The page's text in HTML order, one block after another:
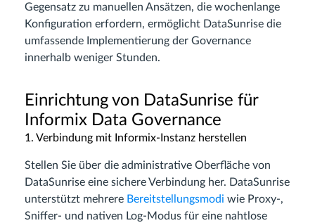
Gegensatz zu manuellen Ansätzen, die wochenlange
Konfiguration erfordern, ermöglicht DataSunrise die
umfassende Implementierung der Governance
innerhalb weniger Stunden.
Einrichtung von DataSunrise für
Informix Data Governance
1. Verbindung mit Informix-Instanz herstellen
Stellen Sie über die administrative Oberfläche von
DataSunrise eine sichere Verbindung her. DataSunrise
unterstützt mehrere Bereitstellungsmodi wie Proxy-,
Sniffer- und nativen Log-Modus für eine nahtlose